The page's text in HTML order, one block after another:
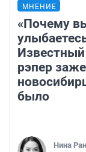
МНЕНИЕ
«Почему
рэпер
было
Нина